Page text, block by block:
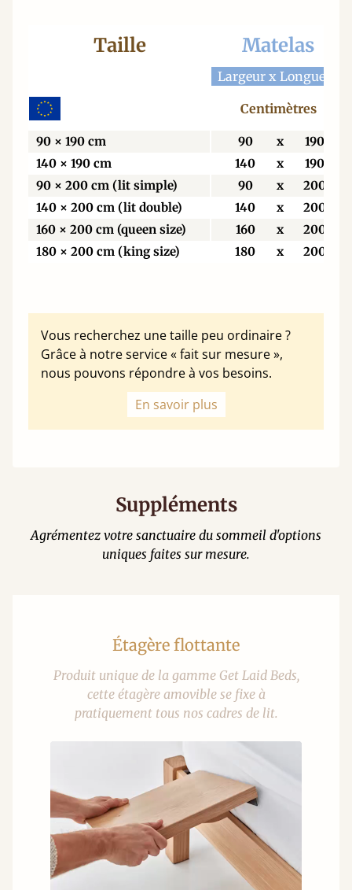
Taille Matelas
Largeur x Longueur
Centimètres
90 × 190 cm 90 x
190
140 × 190 cm
140 x
190
90 × 200 cm (lit simple)
90 x
200
140 × 200 cm (lit double)
140 x
200
160 × 200 cm (queen size)
160 x
200
180 × 200 cm (king size)
180 x 200
Vous recherchez une taille peu ordinaire ?
Grâce à notre service « fait sur mesure »,
nous pouvons répondre à vos besoins.
En savoir plus
Suppléments
Agrémentez votre sanctuaire du sommeil d'options
uniques faites sur mesure.
Étagère flottante
Produit unique de la gamme Get Laid Beds,
cette étagère amovible se fixe à
pratiquement tous nos cadres de lit.